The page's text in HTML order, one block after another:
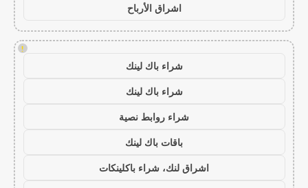
اشراق الأرباح
!
شراء باك لينك
شراء باك لينك
شراء روابط نصية
باقات باك لينك
اشراق لنك، شراء باكلينكات